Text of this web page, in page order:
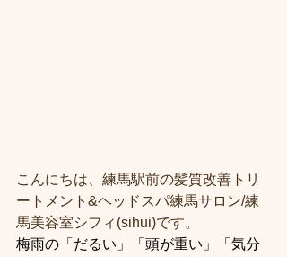
こんにちは、練馬駅前の髪質改善トリ
ートメント&ヘッドスパ練馬サロン/練
馬美容室シフィ(sihui)です。
梅雨の「だるい」「頭が重い」「気分